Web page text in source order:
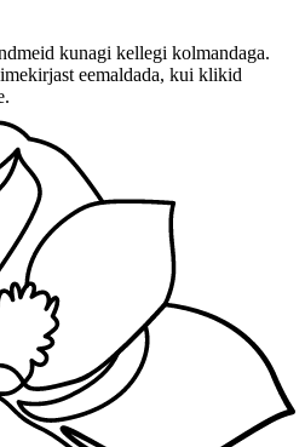
kunagi kellegi kolmandaga.
eemaldada, kui klikid